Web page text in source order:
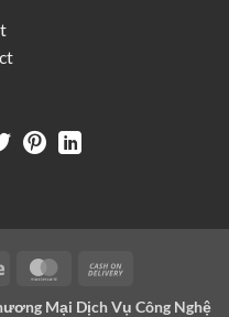
Stripe MasterCard
Mại Dịch Vụ Công Nghệ